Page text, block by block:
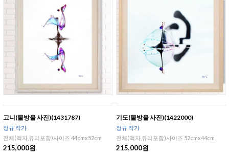
고니(물방울 사진)(1431787)
정규 작가
전체(액자,유리포함)사이즈 44cmx52cm
215,000원
기도(물방울 사진)(1422000)
정규 작가
전체(액자,유리포함)사이즈 52cmx44cm
215,000원